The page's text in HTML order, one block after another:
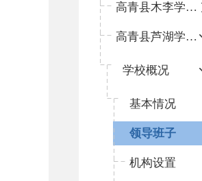
高青县木李学区中心小学
高青县芦湖学区中心小学
学校概况
基本情况
领导班子
机构设置